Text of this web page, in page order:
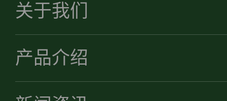
关于我们
产品介绍